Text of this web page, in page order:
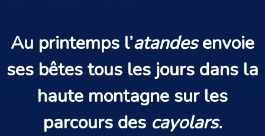
Au printemps l’atandes envoie
ses bêtes tous les jours dans la
haute montagne sur les
parcours des cayolars.